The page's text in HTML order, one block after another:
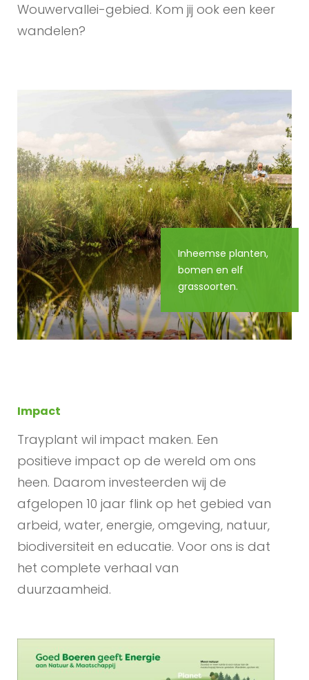
Inheemse planten,
bomen en elf
grassoorten.
Wouwervallei-gebied. Kom jij ook een keer
wandelen?
Impact
Trayplant wil impact maken. Een
positieve impact op de wereld om ons
heen. Daarom investeerden wij de
afgelopen 10 jaar flink op het gebied van
arbeid, water, energie, omgeving, natuur,
biodiversiteit en educatie. Voor ons is dat
het complete verhaal van
duurzaamheid.